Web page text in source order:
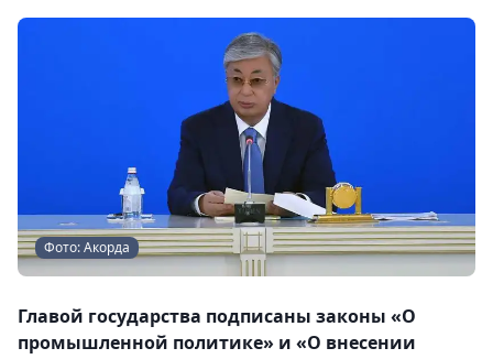
Фото: Акорда
Главой государства подписаны законы «О
промышленной политике» и «О внесении